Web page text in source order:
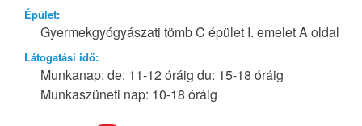
Épület:
Gyermekgyógyászati tömb C épület I. emelet A oldal
Látogatási idő:
Munkanap: de: 11-12 óráig du: 15-18 óráig
Munkaszüneti nap: 10-18 óráig